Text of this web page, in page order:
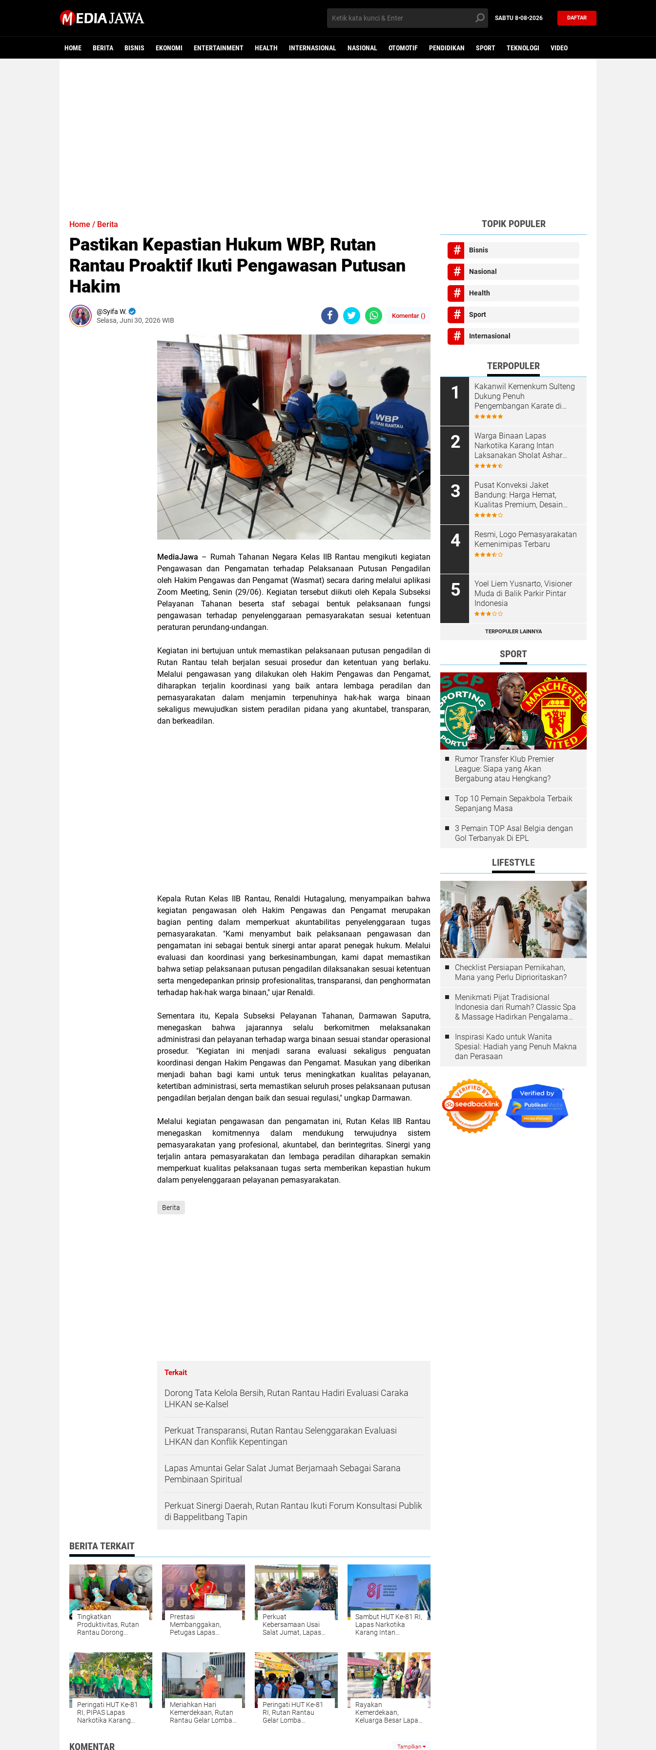
SABTU 8•08•2026 DAFTAR
HOME BERITA BISNIS EKONOMI ENTERTAINMENT HEALTH INTERNASIONAL NASIONAL OTOMOTIF PENDIDIKAN SPORT TEKNOLOGI VIDEO
Home / Berita
Pastikan Kepastian Hukum WBP, Rutan
Rantau Proaktif Ikuti Pengawasan Putusan
Hakim
Syifa W.
Selasa, Juni 30, 2026 WIB
Komentar ()
MediaJawa – Rumah Tahanan Negara Kelas IIB Rantau mengikuti kegiatan
Pengawasan dan Pengamatan terhadap Pelaksanaan Putusan Pengadilan
oleh Hakim Pengawas dan Pengamat (Wasmat) secara daring melalui aplikasi
Zoom Meeting, Senin (29/06). Kegiatan tersebut diikuti oleh Kepala Subseksi
Pelayanan Tahanan beserta staf sebagai bentuk pelaksanaan fungsi
pengawasan terhadap penyelenggaraan pemasyarakatan sesuai ketentuan
peraturan perundang-undangan.
Kegiatan ini bertujuan untuk memastikan pelaksanaan putusan pengadilan di
Rutan Rantau telah berjalan sesuai prosedur dan ketentuan yang berlaku.
Melalui pengawasan yang dilakukan oleh Hakim Pengawas dan Pengamat,
diharapkan terjalin koordinasi yang baik antara lembaga peradilan dan
pemasyarakatan dalam menjamin terpenuhinya hak-hak warga binaan
sekaligus mewujudkan sistem peradilan pidana yang akuntabel, transparan,
dan berkeadilan.
Kepala Rutan Kelas IIB Rantau, Renaldi Hutagalung, menyampaikan bahwa
kegiatan pengawasan oleh Hakim Pengawas dan Pengamat merupakan
bagian penting dalam memperkuat akuntabilitas penyelenggaraan tugas
pemasyarakatan. "Kami menyambut baik pelaksanaan pengawasan dan
pengamatan ini sebagai bentuk sinergi antar aparat penegak hukum. Melalui
evaluasi dan koordinasi yang berkesinambungan, kami dapat memastikan
bahwa setiap pelaksanaan putusan pengadilan dilaksanakan sesuai ketentuan
serta mengedepankan prinsip profesionalitas, transparansi, dan penghormatan
terhadap hak-hak warga binaan," ujar Renaldi.
Sementara itu, Kepala Subseksi Pelayanan Tahanan, Darmawan Saputra,
menegaskan bahwa jajarannya selalu berkomitmen melaksanakan
administrasi dan pelayanan terhadap warga binaan sesuai standar operasional
prosedur. "Kegiatan ini menjadi sarana evaluasi sekaligus penguatan
koordinasi dengan Hakim Pengawas dan Pengamat. Masukan yang diberikan
menjadi bahan bagi kami untuk terus meningkatkan kualitas pelayanan,
ketertiban administrasi, serta memastikan seluruh proses pelaksanaan putusan
pengadilan berjalan dengan baik dan sesuai regulasi," ungkap Darmawan.
Melalui kegiatan pengawasan dan pengamatan ini, Rutan Kelas IIB Rantau
menegaskan komitmennya dalam mendukung terwujudnya sistem
pemasyarakatan yang profesional, akuntabel, dan berintegritas. Sinergi yang
terjalin antara pemasyarakatan dan lembaga peradilan diharapkan semakin
memperkuat kualitas pelaksanaan tugas serta memberikan kepastian hukum
dalam penyelenggaraan pelayanan pemasyarakatan.
Berita
Terkait
Dorong Tata Kelola Bersih, Rutan Rantau Hadiri Evaluasi Caraka
LHKAN se-Kalsel
Perkuat Transparansi, Rutan Rantau Selenggarakan Evaluasi
LHKAN dan Konflik Kepentingan
Lapas Amuntai Gelar Salat Jumat Berjamaah Sebagai Sarana
Pembinaan Spiritual
Perkuat Sinergi Daerah, Rutan Rantau Ikuti Forum Konsultasi Publik
di Bappelitbang Tapin
BERITA TERKAIT
Tingkatkan
Produktivitas, Rutan
Rantau Dorong
Prestasi
Membanggakan,
Petugas Lapas
Emas KEJURDA
Karate se-Kota
Banjarbaru 2026
Perkuat
Kebersamaan Usai
Salat Jumat, Lapas
Jumat Berkah
Sambut HUT Ke-81 RI,
Lapas Narkotika
Karang Intan
Semangat Merah
Putih
Peringati HUT Ke-81
RI, PIPAS Lapas
Narkotika Karang
Meriahkan Hari
Kemerdekaan, Rutan
Rantau Gelar Lomba
Peringati HUT Ke-81
RI, Rutan Rantau
Gelar Lomba
Rayakan
Kemerdekaan,
Keluarga Besar Lapas
KOMENTAR Tampilkan
TOPIK POPULER
Bisnis
Nasional
Health
Sport
Internasional
TERPOPULER
Kakanwil Kemenkum Sulteng
Dukung Penuh
Pengembangan Karate di
Bumi Seribu Megalith
Warga Binaan Lapas
Narkotika Karang Intan
Laksanakan Sholat Ashar
Berjamaah di Masjid At-
Pusat Konveksi Jaket
Bandung: Harga Hemat,
Kualitas Premium, Desain
Custom
Resmi, Logo Pemasyarakatan
Kemenimipas Terbaru
Yoel Liem Yusnarto, Visioner
Muda di Balik Parkir Pintar
Indonesia
TERPOPULER LAINNYA
SPORT
Rumor Transfer Klub Premier
League: Siapa yang Akan
Bergabung atau Hengkang?
Top 10 Pemain Sepakbola Terbaik
Sepanjang Masa
3 Pemain TOP Asal Belgia dengan
Gol Terbanyak Di EPL
LIFESTYLE
Checklist Persiapan Pernikahan,
Mana yang Perlu Diprioritaskan?
Menikmati Pijat Tradisional
Indonesia dari Rumah? Classic Spa
& Massage Hadirkan Pengalaman
Inspirasi Kado untuk Wanita
Spesial: Hadiah yang Penuh Makna
dan Perasaan